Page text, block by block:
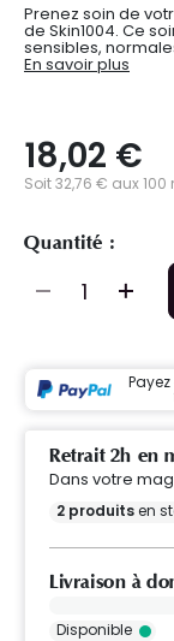
Prenez soin de
de Skin1004. Ce
sensibles,
En savoir plus
18,02 €
Soit 32,76 € aux 100
Quantité :
Retrait 2h en
Dans votre
2 produitsen
Livraison à
Disponible